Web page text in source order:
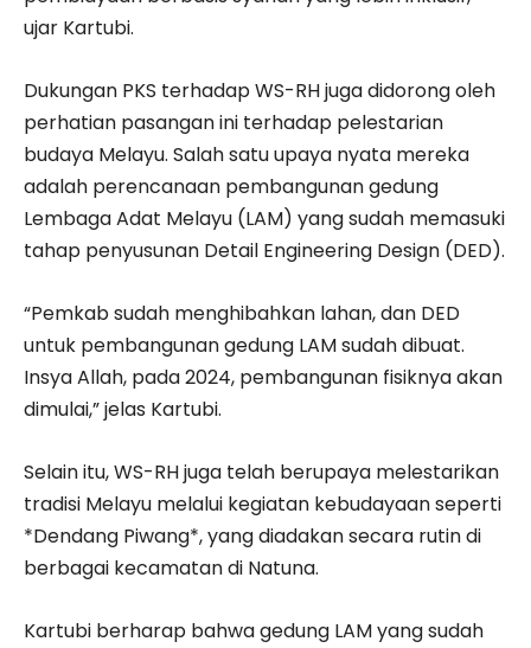
ujar Kartubi.
Dukungan PKS terhadap WS-RH juga didorong oleh
perhatian pasangan ini terhadap pelestarian
budaya Melayu. Salah satu upaya nyata mereka
adalah perencanaan pembangunan gedung
Lembaga Adat Melayu (LAM) yang sudah memasuki
tahap penyusunan Detail Engineering Design (DED).
“Pemkab sudah menghibahkan lahan, dan DED
untuk pembangunan gedung LAM sudah dibuat.
Insya Allah, pada 2024, pembangunan fisiknya akan
dimulai,” jelas Kartubi.
Selain itu, WS-RH juga telah berupaya melestarikan
tradisi Melayu melalui kegiatan kebudayaan seperti
*Dendang Piwang*, yang diadakan secara rutin di
berbagai kecamatan di Natuna.
Kartubi berharap bahwa gedung LAM yang sudah